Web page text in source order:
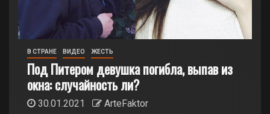
В СТРАНЕ ВИДЕО ЖЕСТЬ
Под Питером девушка погибла, выпав из
окна: случайность ли?
30.01.2021
ArteFaktor